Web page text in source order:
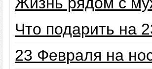
Что подарить на
23 Февраля на